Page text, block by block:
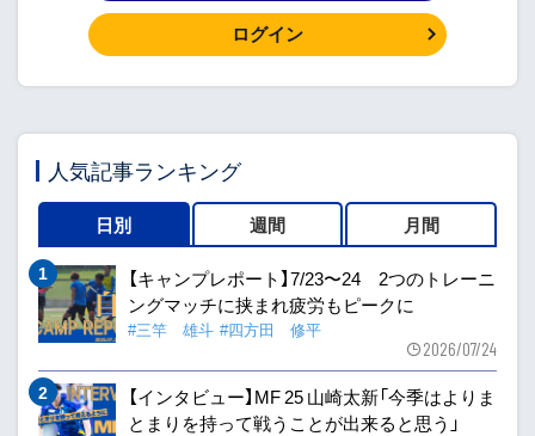
ログイン
人気記事ランキング
日別 週間 月間
【キャンプレポート】7/23〜24 2つのトレーニ
ングマッチに挟まれ疲労もピークに
#三竿 雄斗 #四方田 修平
2026/07/24
【インタビュー】MF 25 山崎太新「今季はよりま
とまりを持って戦うことが出来ると思う」